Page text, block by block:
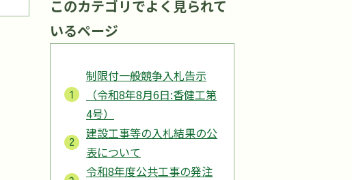
このカテゴリでよく見られて
いるページ
制限付一般競争入札告示
（令和8年8月6日:香健工第
4号）
建設工事等の入札結果の公
表について
令和8年度公共工事の発注